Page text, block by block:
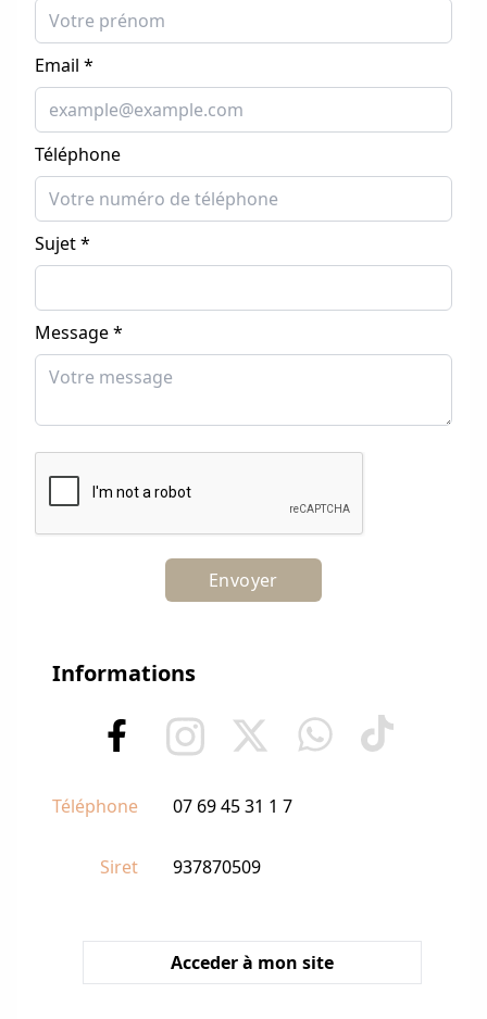
Email *
Téléphone
Sujet *
Message *
Envoyer
Informations
Téléphone 07 69 45 31 1 7
Siret 937870509
Acceder à mon site